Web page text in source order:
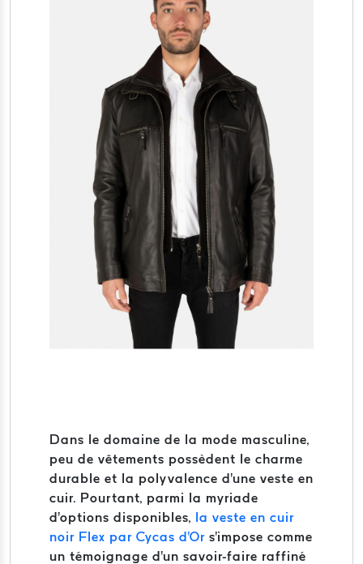
Dans le domaine de la mode masculine,
peu de vêtements possèdent le charme
durable et la polyvalence d'une veste en
cuir. Pourtant, parmi la myriade
d'options disponibles, la veste en cuir
noir Flex par Cycas d'Or s'impose comme
un témoignage d'un savoir-faire raffiné